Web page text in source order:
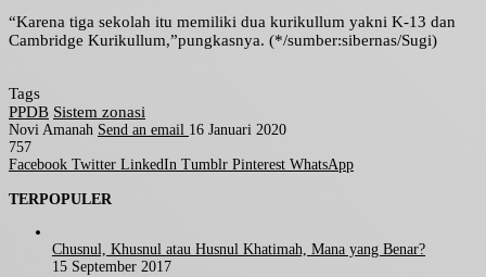
“Karena tiga sekolah itu memiliki dua kurikullum yakni K-13 dan
Cambridge Kurikullum,”pungkasnya. (*/sumber:sibernas/Sugi)
Tags
PPDB Sistem zonasi
Novi Amanah Send an email 16 Januari 2020
757
Facebook Twitter LinkedIn Tumblr Pinterest WhatsApp
TERPOPULER
Chusnul, Khusnul atau Husnul Khatimah, Mana yang Benar?
15 September 2017